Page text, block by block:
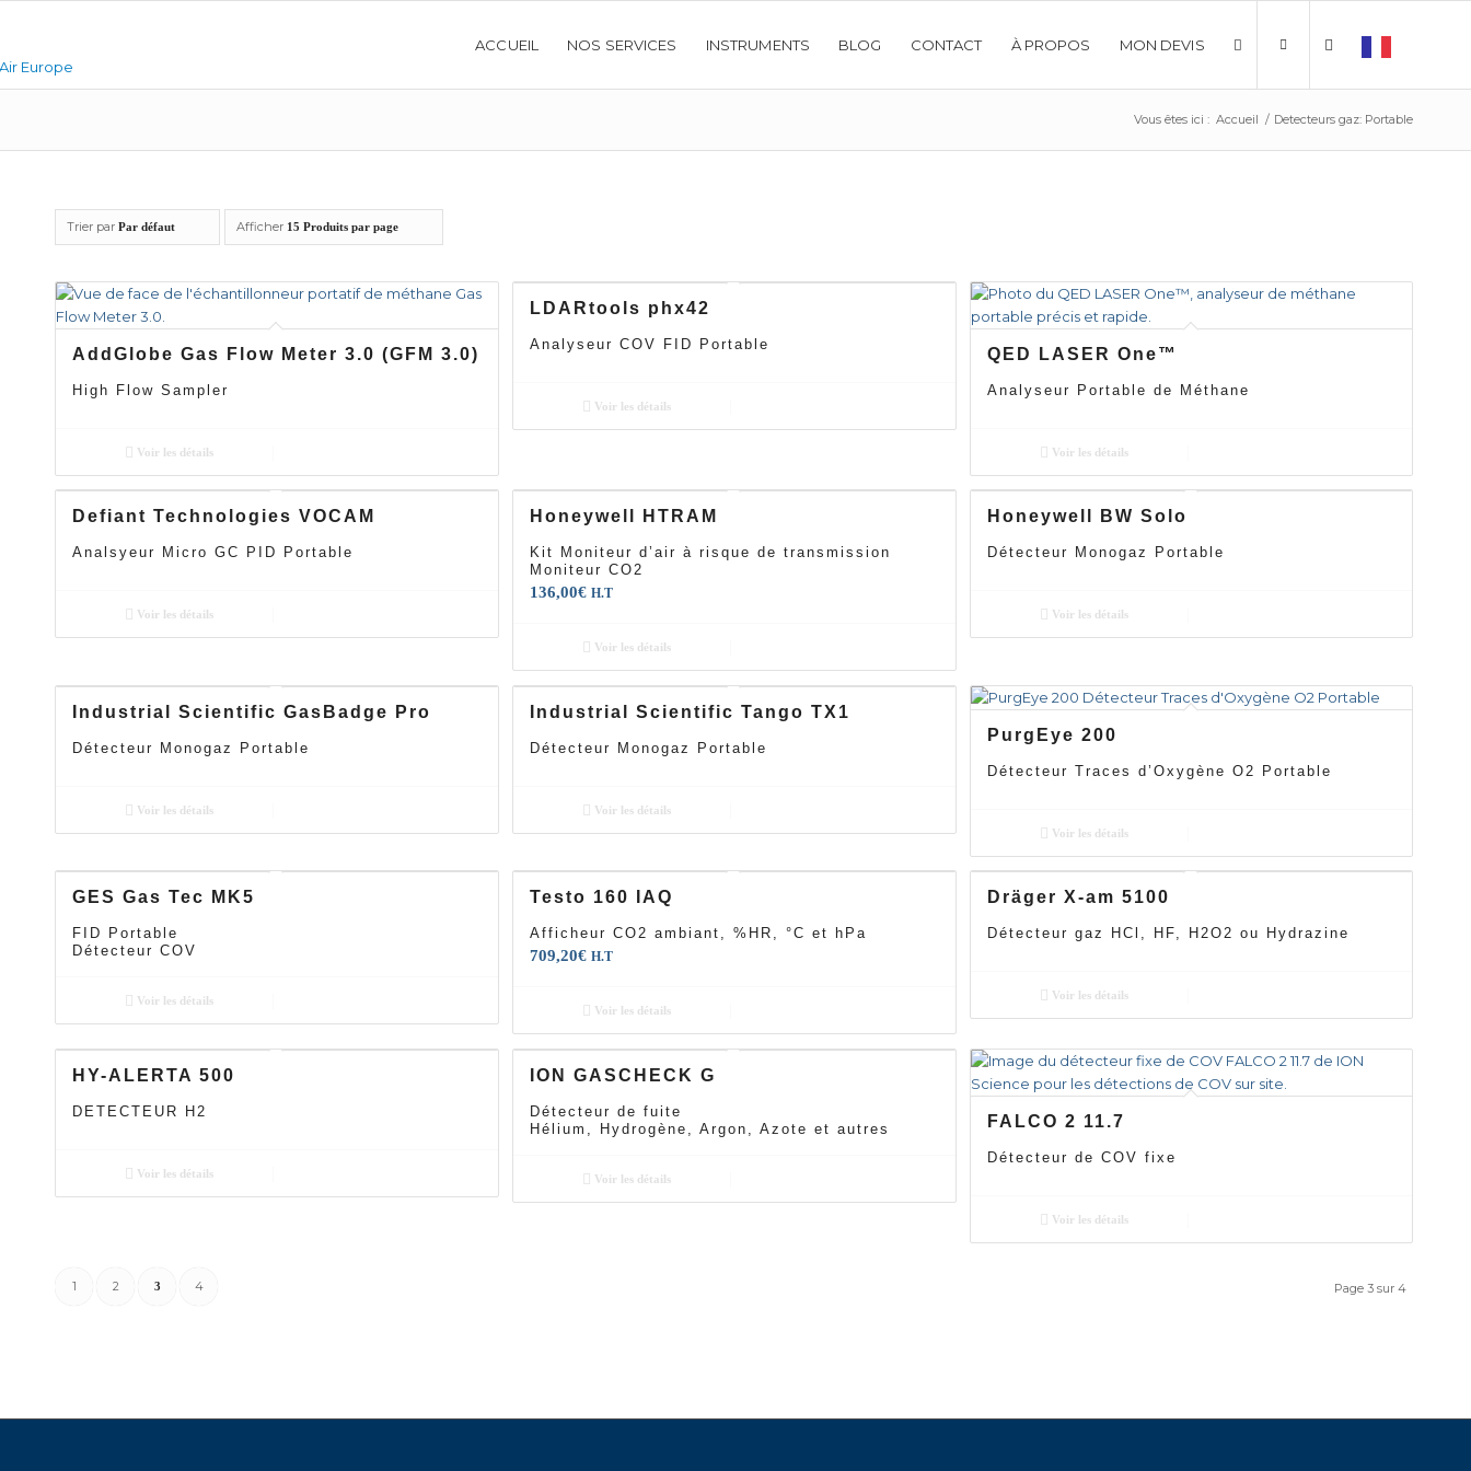
ACCUEIL NOS SERVICES INSTRUMENTS BLOG CONTACT À PROPOS MON DEVIS
Vous êtes ici : Accueil / Detecteurs gaz: Portable
Trier par Par défaut Afficher 15 Produits par page
AddGlobe Gas Flow Meter 3.0 (GFM 3.0)
High Flow Sampler
Voir les détails
LDARtools phx42
Analyseur COV FID Portable
Voir les détails
QED LASER One™
Analyseur Portable de Méthane
Voir les détails
Defiant Technologies VOCAM
Analsyeur Micro GC PID Portable
Voir les détails
Honeywell HTRAM
Kit Moniteur d’air à risque de transmission
Moniteur CO2
136,00€ H.T
Voir les détails
Honeywell BW Solo
Détecteur Monogaz Portable
Voir les détails
Industrial Scientific GasBadge Pro
Détecteur Monogaz Portable
Voir les détails
Industrial Scientific Tango TX1
Détecteur Monogaz Portable
Voir les détails
PurgEye 200
Détecteur Traces d’Oxygène O2 Portable
Voir les détails
GES Gas Tec MK5
FID Portable
Détecteur COV
Voir les détails
Testo 160 IAQ
Afficheur CO2 ambiant, %HR, °C et hPa
709,20€ H.T
Voir les détails
Dräger X-am 5100
Détecteur gaz HCl, HF, H2O2 ou Hydrazine
Voir les détails
HY-ALERTA 500
DETECTEUR H2
Voir les détails
ION GASCHECK G
Détecteur de fuite
Hélium, Hydrogène, Argon, Azote et autres
Voir les détails
FALCO 2 11.7
Détecteur de COV fixe
Voir les détails
Page 3 sur 4
1 2 3 4